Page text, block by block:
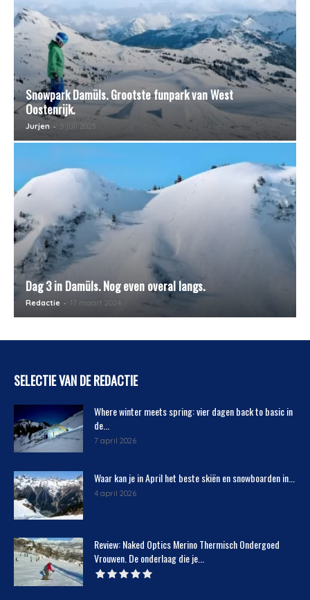
Snowpark Damüls. Grootste funpark van West
Oostenrijk.
Jurjen - 5 juli 2023
Dag 3 in Damüls. Nog even overal langs.
Redactie - 17 maart 2024
SELECTIE VAN DE REDACTIE
Where winter meets spring: vier dagen back to basic in
de...
7 april 2026
Waar kan je in April het beste skiën en snowboarden in...
4 april 2026
Review: Naked Optics Merino Thermisch Ondergoed
Vrouwen. De onderlaag die je...